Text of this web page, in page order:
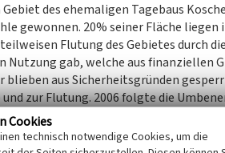
des ehemaligen Tagebaus
gewonnen. 20% seiner Fläche liegen
Flutung des Gebietes durch
Nutzung gab, welche aus finanziellen
aus Sicherheitsgründen
zur Flutung. 2006 folgte die
der See wassersportlich genutzt
eines Radweges um den
Cookies
technisch notwendige Cookies, um die